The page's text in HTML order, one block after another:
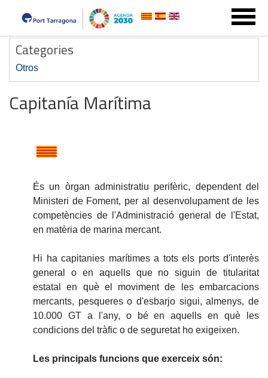
Categories
Otros
Capitanía Marítima
És un òrgan administratiu perifèric, dependent del
Ministeri de Foment, per al desenvolupament de les
competències de l'Administració general de l'Estat,
en matèria de marina mercant.
Hi ha capitanies marítimes a tots els ports d'interès
general o en aquells que no siguin de titularitat
estatal en què el moviment de les embarcacions
mercants, pesqueres o d'esbarjo sigui, almenys, de
10.000 GT a l'any, o bé en aquells en què les
condicions del tràfic o de seguretat ho exigeixen.
Les principals funcions que exerceix són: